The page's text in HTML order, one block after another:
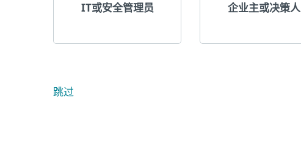
IT或安全管理员 企业主或决策人
跳过